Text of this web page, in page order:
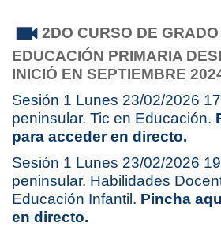
2DO CURSO DE GRADO
EDUCACIÓN PRIMARIA
INICIÓ EN SEPTIEMBRE
Sesión 1 Lunes 23/02/2026
peninsular. Tic en Educación.
para acceder en directo.
Sesión 1 Lunes 23/02/2026
peninsular. Habilidades
Educación Infantil. Pincha
en directo.